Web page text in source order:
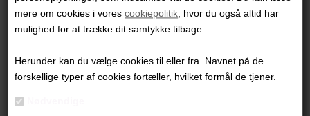
mere om cookies i vorescookiepolitik , hvor du også altid har
mulighed for at trække dit samtykke tilbage.
Herunder kan du vælge cookies til eller fra. Navnet på de
forskellige typer af cookies fortæller, hvilket formål de tjener.
50 x 100 cm.
Ikke indrammet
PRODUKTBESKRIVELSE